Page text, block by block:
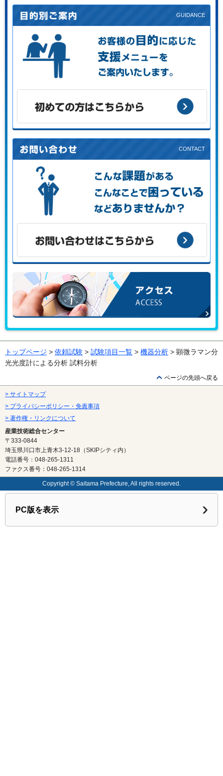
お客様の目的に応じた支援メニューをご案内します。
初めての方はこちらから
こんな課題がある、こんなことで困っている、などありませ
お問い合わせはこちらから
トップページ > 依頼試験 > 試験項目一覧 > 機器分析 > 顕微ラマン分
光光度計による分析 試料分析
ページの先頭へ戻る
> サイトマップ
> プライバシーポリシー・免責事項
> 著作権・リンクについて
産業技術総合センター
〒333-0844
埼玉県川口市上青木3-12-18（SKIPシティ内）
電話番号：048-265-1311
ファクス番号：048-265-1314
Copyright © Saitama Prefecture, All rights reserved.
PC版を表示